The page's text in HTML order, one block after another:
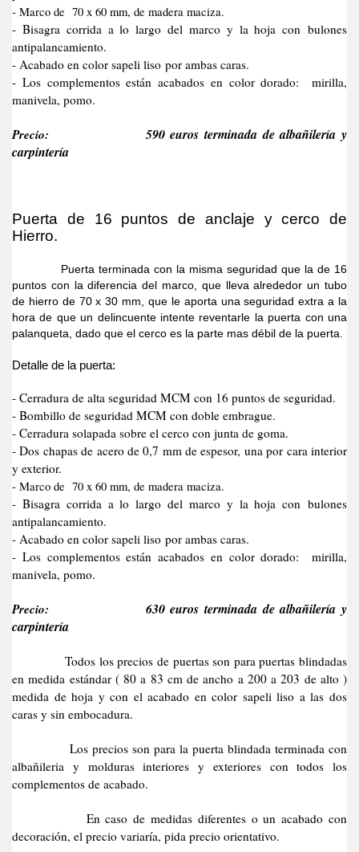
- Marco de 70 x 60 mm, de madera maciza.
- Bisagra corrida a lo largo del marco y la hoja con bulones
antipalancamiento.
- Acabado en color sapeli liso por ambas caras.
- Los complementos están acabados en color dorado: mirilla,
manivela, pomo.
Precio:
590 euros terminada de albañilería y
carpintería
Puerta de 16 puntos de anclaje y cerco de
Hierro.
Puerta terminada con la misma seguridad que la de 16
puntos con la diferencia del marco, que lleva alrededor un tubo
de hierro de 70 x 30 mm, que le aporta una seguridad extra a la
hora de que un delincuente intente reventarle la puerta con una
palanqueta, dado que el cerco es la parte mas débil de la puerta.
Detalle de la puerta:
- Cerradura de alta seguridad MCM con 16 puntos de seguridad.
- Bombillo de seguridad MCM con doble embrague.
- Cerradura solapada sobre el cerco con junta de goma.
- Dos chapas de acero de 0,7 mm de espesor, una por cara interior
y exterior.
- Marco de 70 x 60 mm, de madera maciza.
- Bisagra corrida a lo largo del marco y la hoja con bulones
antipalancamiento.
- Acabado en color sapeli liso por ambas caras.
- Los complementos están acabados en color dorado: mirilla,
manivela, pomo.
Precio:
630 euros terminada de albañilería y
carpintería
Todos los precios de puertas son para puertas blindadas
en medida estándar ( 80 a 83 cm de ancho a 200 a 203 de alto )
medida de hoja y con el acabado en color sapeli liso a las dos
caras y sin embocadura.
Los precios son para la puerta blindada terminada con
albañileria y molduras interiores y exteriores con todos los
complementos de acabado.
En caso de medidas diferentes o un acabado con
decoración, el precio variaría, pida precio orientativo.